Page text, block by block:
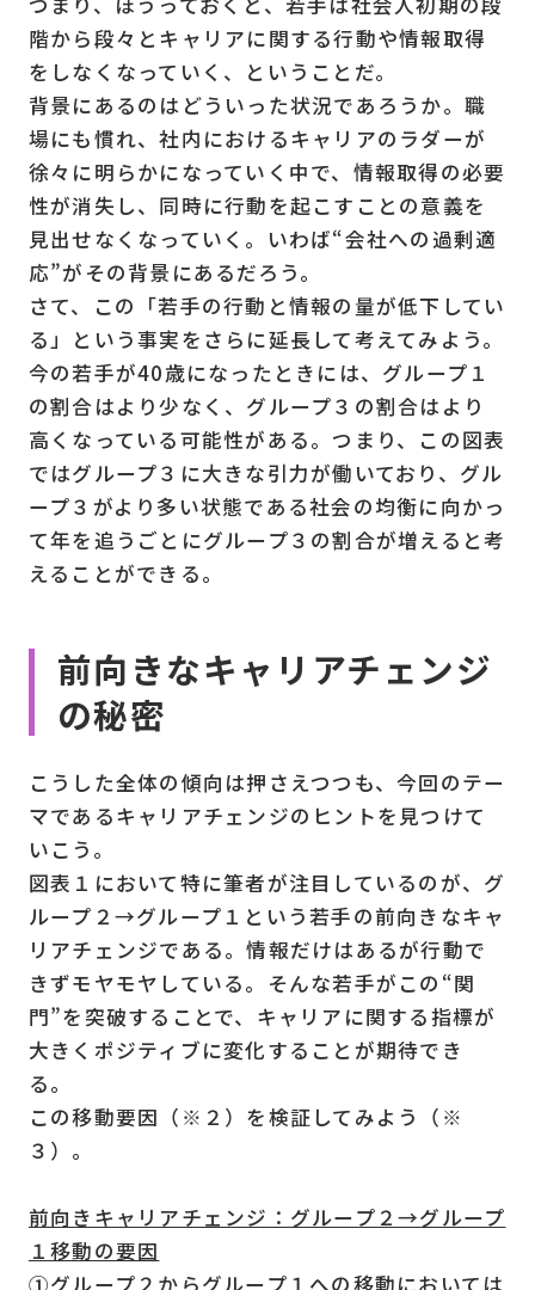
階から段々とキャリアに関する行動や情報取得
をしなくなっていく、ということだ。
背景にあるのはどういった状況であろうか。職
場にも慣れ、社内におけるキャリアのラダーが
徐々に明らかになっていく中で、情報取得の必要
性が消失し、同時に行動を起こすことの意義を
見出せなくなっていく。いわば“会社への過剰適
応”がその背景にあるだろう。
さて、この「若手の行動と情報の量が低下してい
る」という事実をさらに延長して考えてみよう。
今の若手が40歳になったときには、グループ１
の割合はより少なく、グループ３の割合はより
高くなっている可能性がある。つまり、この図表
ではグループ３に大きな引力が働いており、グル
ープ３がより多い状態である社会の均衡に向かっ
て年を追うごとにグループ３の割合が増えると考
えることができる。
前向きなキャリアチェンジ
の秘密
こうした全体の傾向は押さえつつも、今回のテー
マであるキャリアチェンジのヒントを見つけて
いこう。
図表１において特に筆者が注目しているのが、グ
ループ２→グループ１という若手の前向きなキャ
リアチェンジである。情報だけはあるが行動で
きずモヤモヤしている。そんな若手がこの“関
門”を突破することで、キャリアに関する指標が
大きくポジティブに変化することが期待でき
る。
この移動要因（※２）を検証してみよう（※
３）。
前向きキャリアチェンジ：グループ２→グループ
１移動の要因